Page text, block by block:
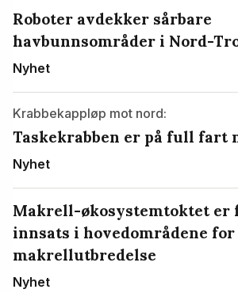
Roboter avdekker sårbare
havbunnsområder i Nord-
Nyhet
Krabbekappløp mot nord:
Taskekrabben er på full fart
Nyhet
Makrell-økosystemtoktet er
innsats i hovedområdene for
makrellutbredelse
Nyhet